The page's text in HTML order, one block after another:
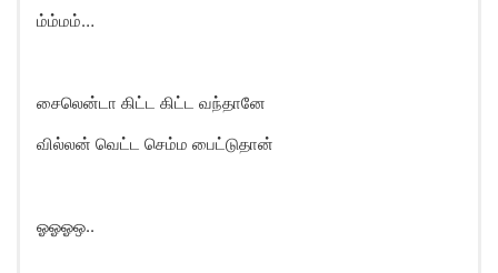
ம்ம்மம்…
சைலென்டா கிட்ட கிட்ட வந்தானே
வில்லன் வெட்ட செம்ம பைட்டுதான்
ஓஓஓஒ..